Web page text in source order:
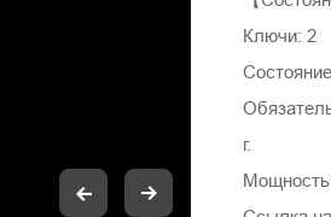
Ключи: 2
г.